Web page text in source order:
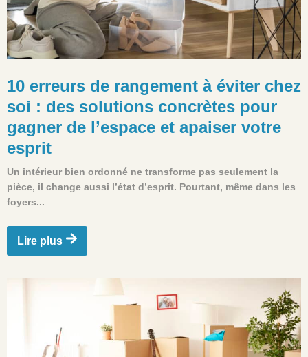
10 erreurs de rangement à éviter chez
soi : des solutions concrètes pour
gagner de l’espace et apaiser votre
esprit
Un intérieur bien ordonné ne transforme pas seulement la
pièce, il change aussi l’état d’esprit. Pourtant, même dans les
foyers...
Lire plus